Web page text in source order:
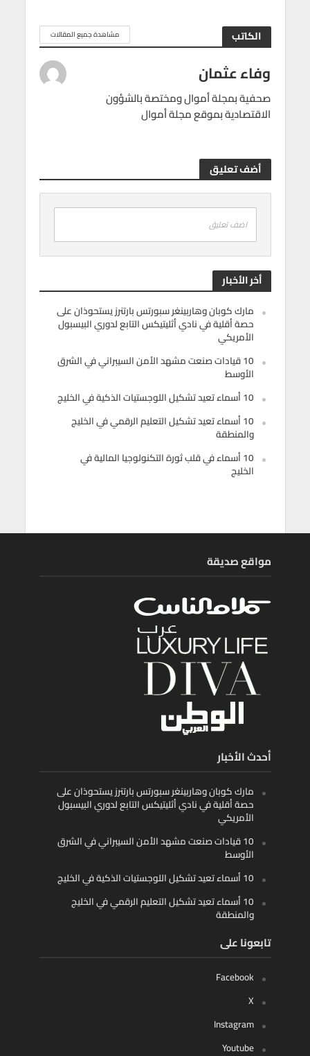
الكاتب مشاهدة جميع المقالات
وفاء عثمان
صحفية بمجلة أموال ومختصة بالشؤون
الاقتصادية بموقع مجلة أموال
أضف تعليق
اضف تعليق
أخر الأخبار
مارك كوبان وهاربينغر سبورتس بارتنرز يستحوذان على
حصة أقلية في نادي أثليتيكس التابع لدوري البيسبول
الأمريكي
10 قيادات صنعت مشهد الأمن السيبراني في الشرق
الأوسط
10 أسماء تعيد تشكيل اللوجستيات الذكية في الخليج
10 أسماء تعيد تشكيل التعليم الرقمي في الخليج
والمنطقة
10 أسماء في قلب ثورة التكنولوجيا المالية في
الخليج
مواقع صديقة
أحدث الأخبار
مارك كوبان وهاربينغر سبورتس بارتنرز يستحوذان على
حصة أقلية في نادي أثليتيكس التابع لدوري البيسبول
الأمريكي
10 قيادات صنعت مشهد الأمن السيبراني في الشرق
الأوسط
10 أسماء تعيد تشكيل اللوجستيات الذكية في الخليج
10 أسماء تعيد تشكيل التعليم الرقمي في الخليج
والمنطقة
تابعونا على
Facebook
X
Instagram
Youtube